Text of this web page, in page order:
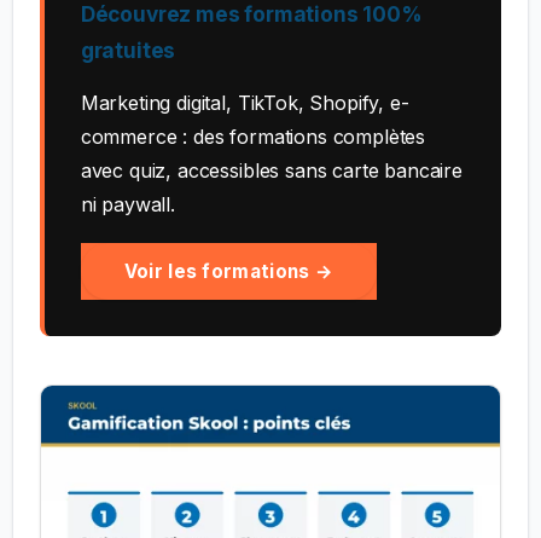
Découvrez mes formations 100%
gratuites
Marketing digital, TikTok, Shopify, e-
commerce : des formations complètes
avec quiz, accessibles sans carte bancaire
ni paywall.
Voir les formations →